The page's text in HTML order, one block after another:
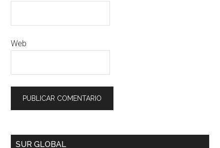
Web
SUR GLOBAL